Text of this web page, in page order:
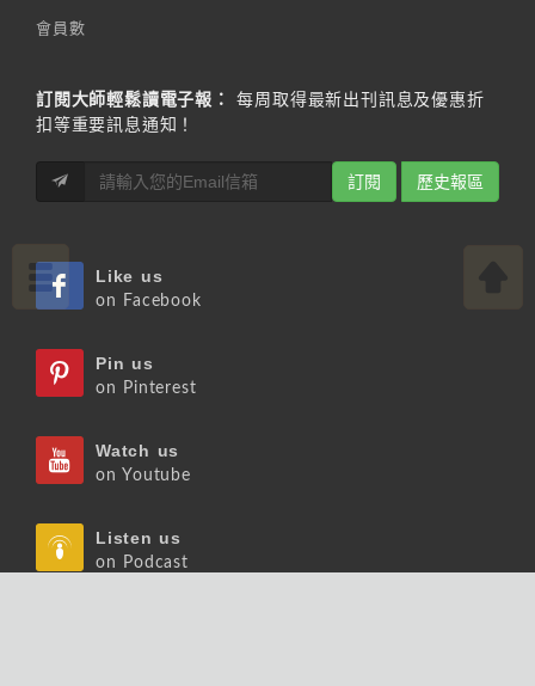
會員數
訂閱大師輕鬆讀電子報：
每周取得最新出刊訊息及優惠折
扣等重要訊息通知！
訂閱 歷史報區
Like us
on Facebook
Pin us
on Pinterest
Watch us
on Youtube
Listen us
on Podcast